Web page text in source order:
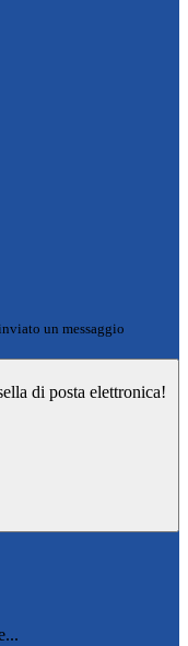
un messaggio
di posta elettronica!